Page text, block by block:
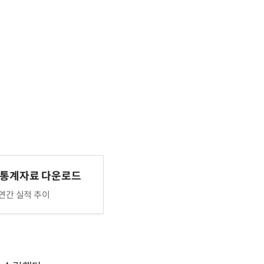
계자료 다운로드
간 실적 추이